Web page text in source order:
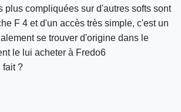
plus compliquées sur d'autres softs sont
F 4 et d'un accès très simple, c'est un
se trouver d'origine dans le
le lui acheter à Fredo6
fait ?